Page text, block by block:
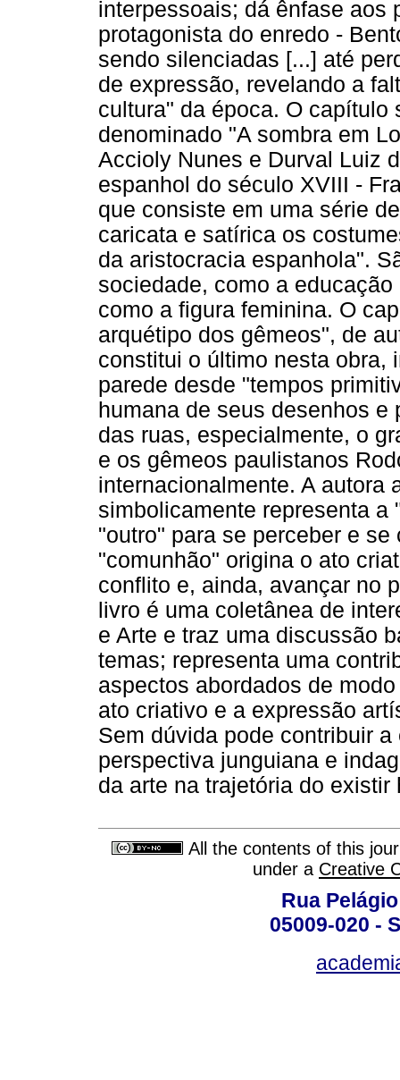
interpessoais; dá ênfase aos
protagonista do enredo -
sendo silenciadas [...] até
de expressão, revelando a
cultura" da época. O capítulo
denominado "A sombra em
Accioly Nunes e Durval Luiz
espanhol do século XVIII -
que consiste em uma série
caricata e satírica os
da aristocracia espanhola".
sociedade, como a
como a figura feminina. O
arquétipo dos gêmeos", de
constitui o último nesta obra,
parede desde "tempos
humana de seus desenhos e
das ruas, especialmente, o
e os gêmeos paulistanos
internacionalmente. A autora
simbolicamente representa a
"outro" para se perceber e
"comunhão" origina o ato
conflito e, ainda, avançar no
livro é uma coletânea de
e Arte e traz uma discussão
temas; representa uma
aspectos abordados de
ato criativo e a expressão
Sem dúvida pode contribuir
perspectiva junguiana e
da arte na trajetória do
All the contents of this
under a Creative
Rua
05009-020 -